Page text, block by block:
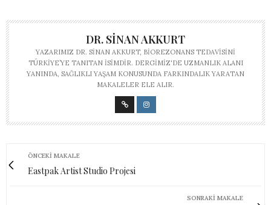
DR. SINAN AKKURT
YAZARIMIZ DR. SINAN AKKURT, BIOREZONANS TEDAVISINI
TÜRKIYE’YE TANITAN ISIMDIR. DERGIMIZ'DE UZMANLIK ALANI
YANINDA, SAĞLIKLI YAŞAM KONUSUNDA FARKINDALIK YARATAN
MAKALELER ELE ALIR.
ÖNCEKI MAKALE
Eastpak Artist Studio Projesi
SONRAKI MAKALE